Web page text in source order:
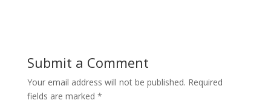
Submit a Comment
Your email address will not be published. Required
fields are marked *